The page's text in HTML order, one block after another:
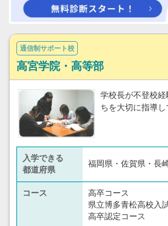
通信制サポート校
高宮学院・高等部
学校長が不登校
ちを大切に指導し
入学できる
都道府県
福岡県・佐賀県・長
コース
高卒コース
県立博多青松高校入
高卒認定コース